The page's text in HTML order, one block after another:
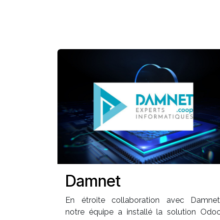
Damnet
En étroite collaboration avec
notre équipe a installé la solution